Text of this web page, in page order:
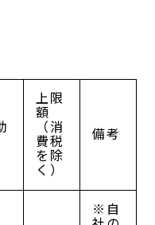
上限
額
（消
費税
を除
く）
備考
※自